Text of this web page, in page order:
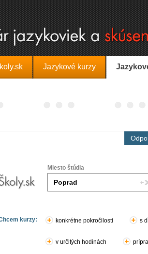
Jazykové kurzy
Miesto štúdia
kurzy: konkrétne pokročilosti s
v určitých hodinách